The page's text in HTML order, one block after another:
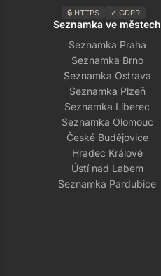
🔒 HTTPS ✓ GDPR
Seznamka ve městech
Seznamka Praha
Seznamka Brno
Seznamka Ostrava
Seznamka Plzeň
Seznamka Liberec
Seznamka Olomouc
České Budějovice
Hradec Králové
Ústí nad Labem
Seznamka Pardubice